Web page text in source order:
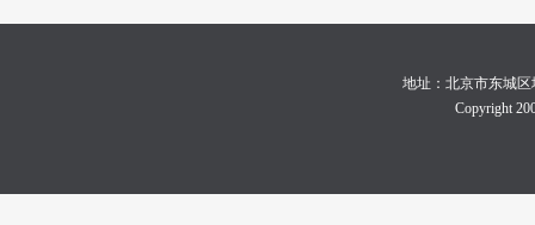
地址：北京市东城区
Copyright